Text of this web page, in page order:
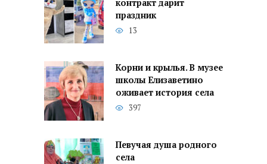
контракт дарит
праздник
13
Корни и крылья. В музее
школы Елизаветино
оживает история села
397
Певучая душа родного
села